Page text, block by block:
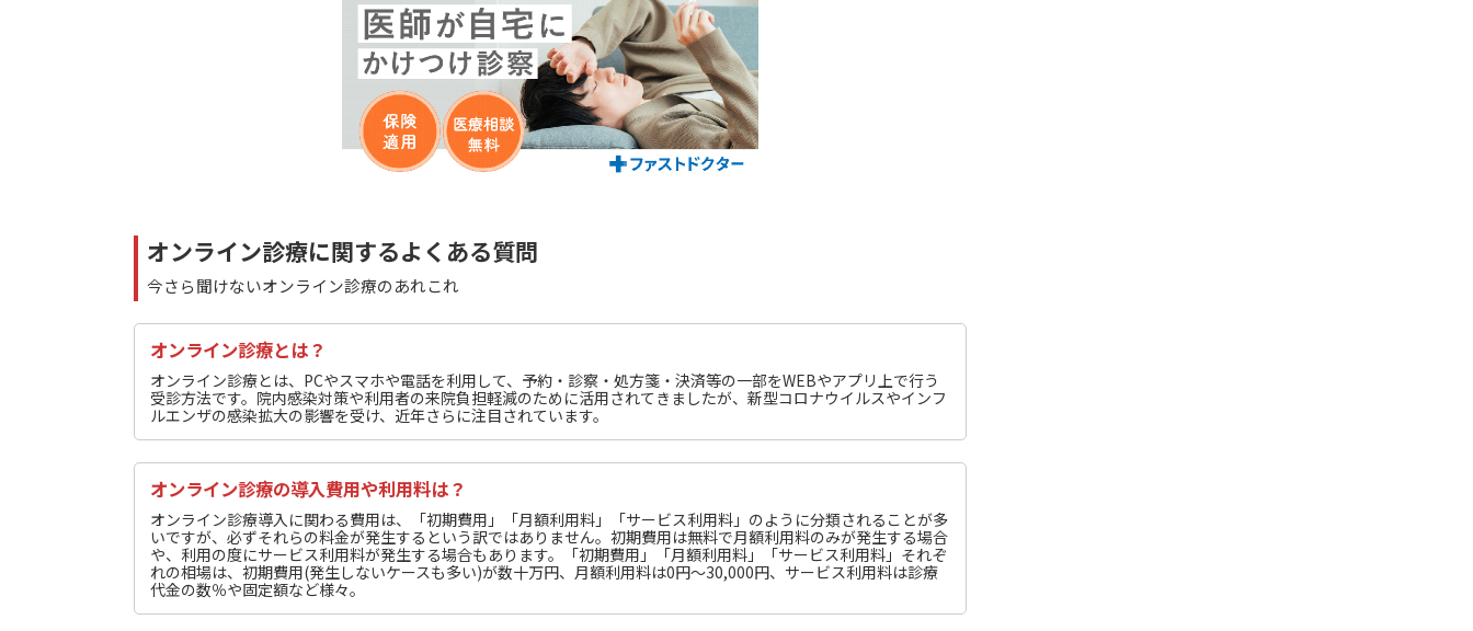
オンライン診療に関するよくある質問
今さら聞けないオンライン診療のあれこれ
オンライン診療とは？
オンライン診療とは、PCやスマホや電話を利用して、予約・診察・処方箋・決済等の一部をWEBやアプリ上で行う
受診方法です。院内感染対策や利用者の来院負担軽減のために活用されてきましたが、新型コロナウイルスやインフ
ルエンザの感染拡大の影響を受け、近年さらに注目されています。
オンライン診療の導入費用や利用料は？
オンライン診療導入に関わる費用は、「初期費用」「月額利用料」「サービス利用料」のように分類されることが多
いですが、必ずそれらの料金が発生するという訳ではありません。初期費用は無料で月額利用料のみが発生する場合
や、利用の度にサービス利用料が発生する場合もあります。「初期費用」「月額利用料」「サービス利用料」それぞ
れの相場は、初期費用(発生しないケースも多い)が数十万円、月額利用料は0円～30,000円、サービス利用料は診療
代金の数％や固定額など様々。